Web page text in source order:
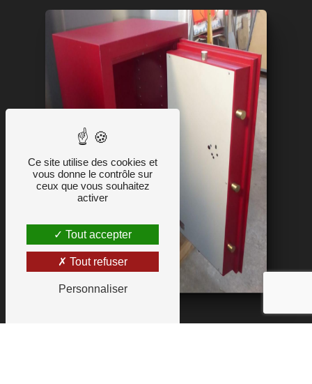
Ce site utilise des cookies et
vous donne le contrôle sur
ceux que vous souhaitez
activer
Tout accepter
Tout refuser
Personnaliser